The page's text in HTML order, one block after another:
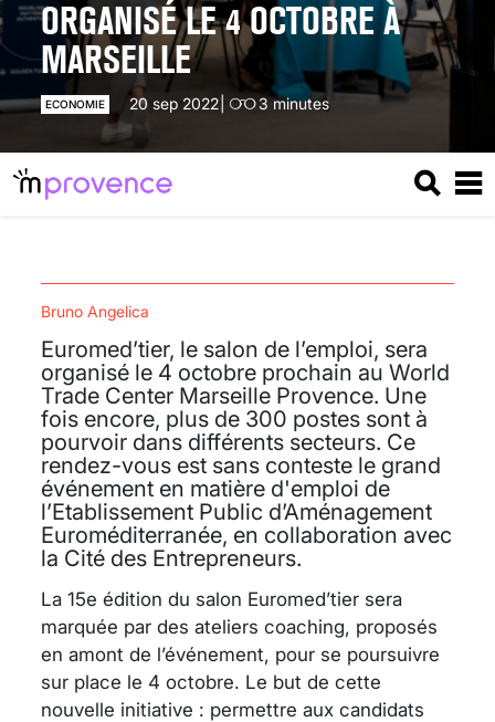
ORGANISÉ LE 4 OCTOBRE À
MARSEILLE
ECONOMIE 20 sep 2022 3 minutes
Euromed’tier, le salon de l’emploi, sera
organisé le 4 octobre prochain au World
Trade Center Marseille Provence. Une
fois encore, plus de 300 postes sont à
pourvoir dans différents secteurs. Ce
rendez-vous est sans conteste le grand
événement en matière d'emploi de
l’Etablissement Public d’Aménagement
Euroméditerranée, en collaboration avec
la Cité des Entrepreneurs.
Bruno Angelica
La 15e édition du salon Euromed’tier sera
marquée par des ateliers coaching, proposés
en amont de l’événement, pour se poursuivre
sur place le 4 octobre. Le but de cette
nouvelle initiative : permettre aux candidats